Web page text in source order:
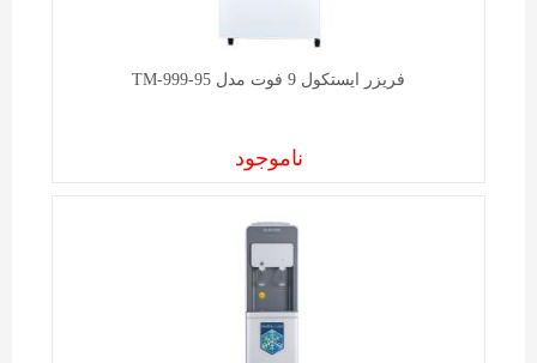
فریزر ایستکول 9 فوت مدل TM-999-95
ناموجود